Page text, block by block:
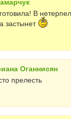
В
застынет
Оганнисян
прелесть